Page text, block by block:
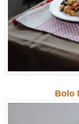
Bolo